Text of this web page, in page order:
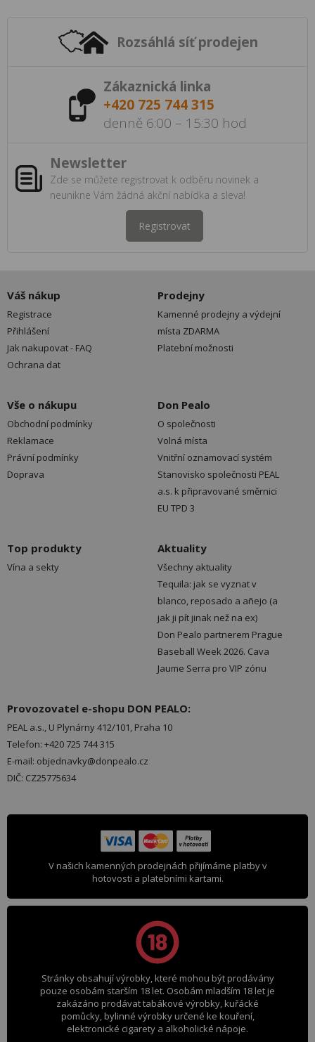
Rozsáhlá síť prodejen
Zákaznická linka
+420 725 744 315
denně 6:00 – 15:30 hod
Newsletter
Zde se můžete registrovat k odběru novinek a
neunikne Vám žádná akční nabídka a sleva!
Registrovat
Váš nákup
Registrace
Přihlášení
Jak nakupovat - FAQ
Ochrana dat
Prodejny
Kamenné prodejny a výdejní
místa ZDARMA
Platební možnosti
Vše o nákupu
Obchodní podmínky
Reklamace
Právní podmínky
Doprava
Don Pealo
O společnosti
Volná místa
Vnitřní oznamovací systém
Stanovisko společnosti PEAL
a.s. k připravované směrnici
EU TPD 3
Top produkty
Vína a sekty
Aktuality
Všechny aktuality
Tequila: jak se vyznat v
blanco, reposado a añejo (a
jak ji pít jinak než na ex)
Don Pealo partnerem Prague
Baseball Week 2026. Cava
Jaume Serra pro VIP zónu
Provozovatel e-shopu DON PEALO:
PEAL a.s., U Plynárny 412/101, Praha 10
Telefon: +420 725 744 315
E-mail: objednavky@donpealo.cz
DIČ: CZ25775634
V našich kamenných prodejnách přijímáme platby v
hotovosti a platebními kartami.
Stránky obsahují výrobky, které mohou být prodávány
pouze osobám starším 18 let. Osobám mladším 18 let je
zakázáno prodávat tabákové výrobky, kuřácké
pomůcky, bylinné výrobky určené ke kouření,
elektronické cigarety a alkoholické nápoje.